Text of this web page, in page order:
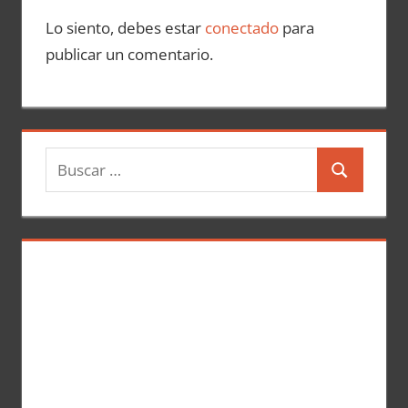
Lo siento, debes estar conectadopara
publicar un comentario.
u
s
c
B
s